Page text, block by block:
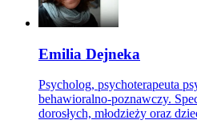
Emilia Dejneka
Psycholog, psychoterapeuta
behawioralno-poznawczy.
dorosłych, młodzieży oraz